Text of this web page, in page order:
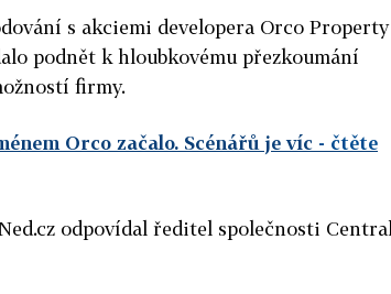
s akciemi developera Orco Property
podnět k hloubkovému přezkoumání
firmy.
Orco začalo. Scénářů je víc - čtěte
odpovídal ředitel společnosti Central